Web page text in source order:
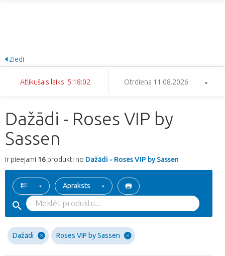
Ziedi
Atlikušais laiks: 5:18:02 Otrdiena 11.08.2026
Dažādi - Roses VIP by
Sassen
Ir pieejami 16 produkti no Dažādi - Roses VIP by Sassen
Apraksts
Dažādi Roses VIP by Sassen